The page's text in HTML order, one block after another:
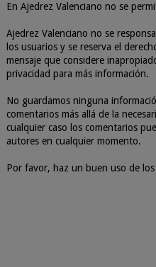
En Ajedrez Valenciano no se
Ajedrez Valenciano no se
los usuarios y se reserva el
mensaje que considere
privacidad para más información.
No guardamos ninguna
comentarios más allá de la
cualquier caso los comentarios
autores en cualquier momento.
Por favor, haz un buen uso de